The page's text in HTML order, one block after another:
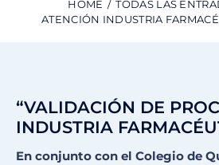
HOME TODAS LAS
ATENCIÓN INDUSTRIA
“VALIDACIÓN DE
INDUSTRIA
En conjunto con el Colegio de